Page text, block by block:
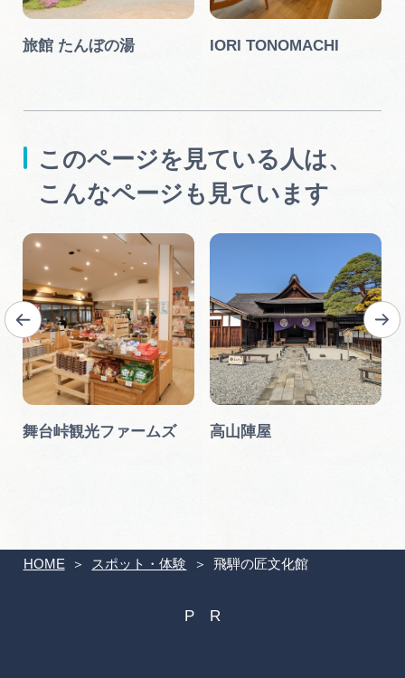
HOME スポット・体験 飛騨の匠文化館
旅館 たんぼの湯 IORI TONOMACHI
このページを見ている人は、
こんなページも見ています
舞台峠観光ファームズ 高山陣屋